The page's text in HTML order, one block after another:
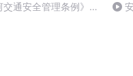
交通安全管理条例》第